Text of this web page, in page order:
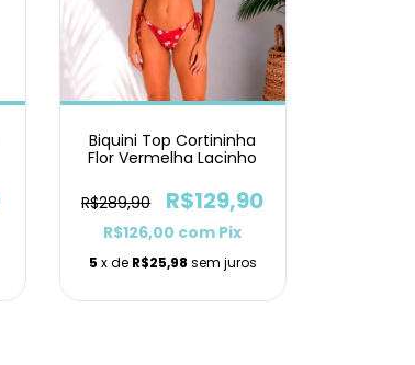
Biquini Top Cortininha
Flor Vermelha Lacinho
R$289,90 R$129,90
R$126,00 com Pix
5 x de R$25,98 sem juros